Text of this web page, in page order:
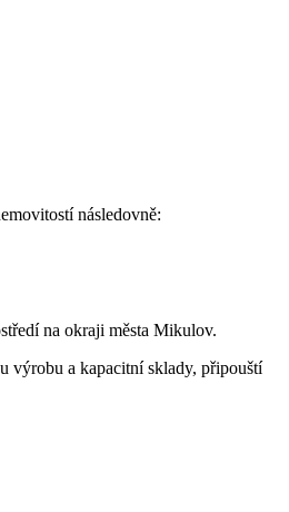
následovně:
na okraji města Mikulov.
výrobu a kapacitní sklady, připouští